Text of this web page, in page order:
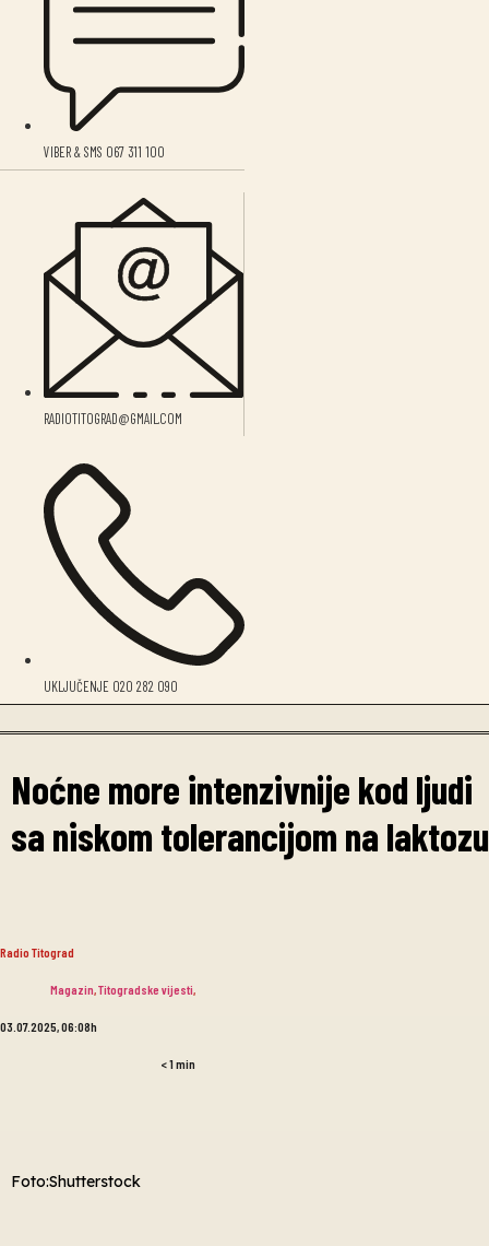
VIBER & SMS 067 311 100
RADIOTITOGRAD@GMAIL.COM
UKLJUČENJE 020 282 090
Noćne more intenzivnije kod ljudi
sa niskom tolerancijom na laktozu
Radio Titograd
Magazin ,Titogradske vijesti
03.07.2025, 06:08h
< 1 min
Foto:Shutterstock